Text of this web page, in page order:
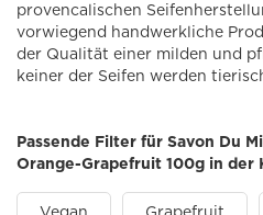
provencalischen
vorwiegend handwerkliche
der Qualität einer milden und
keiner der Seifen werden
Passende Filter für Savon Du
Orange-Grapefruit 100g in der